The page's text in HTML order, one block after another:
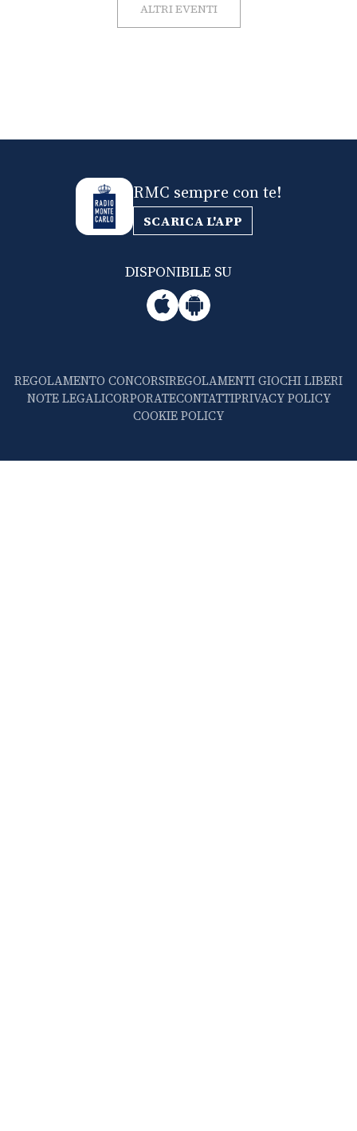
ALTRI EVENTI
RMC sempre con te!
SCARICA L'APP
DISPONIBILE SU
REGOLAMENTO CONCORSIREGOLAMENTI GIOCHI LIBERI
NOTE LEGALICORPORATECONTATTIPRIVACY POLICY
COOKIE POLICY